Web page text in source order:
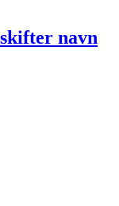
navn